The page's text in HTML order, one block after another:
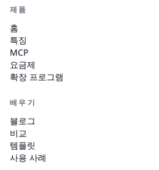
제품
홈
특징
MCP
요금제
확장 프로그램
배우기
블로그
비교
템플릿
사용 사례